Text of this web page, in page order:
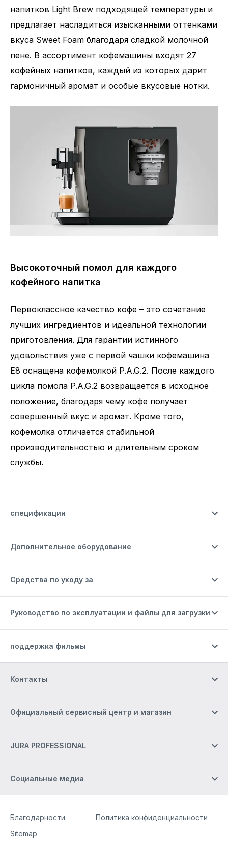
напитков Light Brew подходящей температуры и
предлагает насладиться изысканными оттенками
вкуса Sweet Foam благодаря сладкой молочной
пене. В ассортимент кофемашины входят 27
кофейных напитков, каждый из которых дарит
гармоничный аромат и особые вкусовые нотки.
Высокоточный помол для каждого
кофейного напитка
Первоклассное качество кофе – это сочетание
лучших ингредиентов и идеальной технологии
приготовления. Для гарантии истинного
удовольствия уже с первой чашки кофемашина
E8 оснащена кофемолкой P.A.G.2. После каждого
цикла помола P.A.G.2 возвращается в исходное
положение, благодаря чему кофе получает
совершенный вкус и аромат. Кроме того,
кофемолка отличается стабильной
производительностью и длительным сроком
службы.
спецификации
Дополнительное оборудование
Средства по уходу за
Руководство по эксплуатации и файлы для загрузки
поддержка фильмы
Контакты
Официальный сервисный центр и магазин
JURA PROFESSIONAL
Социальные медиа
Site Web
[Website information]
Благодарности
Политика конфиденциальности
Sitemap